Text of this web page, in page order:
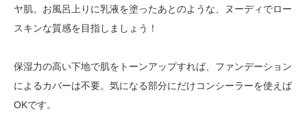
ヤ肌。お風呂上りに乳液を塗ったあとのような、ヌーディでロー
スキンな質感を目指しましょう！
保湿力の高い下地で肌をトーンアップすれば、ファンデーション
によるカバーは不要。気になる部分にだけコンシーラーを使えば
OKです。